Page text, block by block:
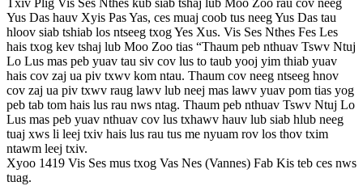
Txiv Plig Vis Ses Nthes kub siab tshaj lub Moo Zoo rau cov neeg
Yus Das hauv Xyis Pas Yas, ces muaj coob tus neeg Yus Das tau
hloov siab tshiab los ntseeg txog Yes Xus. Vis Ses Nthes Fes Les
hais txog kev tshaj lub Moo Zoo tias “Thaum peb nthuav Tswv Ntuj
Lo Lus mas peb yuav tau siv cov lus to taub yooj yim thiab yuav
hais cov zaj ua piv txwv kom ntau. Thaum cov neeg ntseeg hnov
cov zaj ua piv txwv raug lawv lub neej mas lawv yuav pom tias yog
peb tab tom hais lus rau nws ntag. Thaum peb nthuav Tswv Ntuj Lo
Lus mas peb yuav nthuav cov lus txhawv hauv lub siab hlub neeg
tuaj xws li leej txiv hais lus rau tus me nyuam rov los thov txim
ntawm leej txiv.
Xyoo 1419 Vis Ses mus txog Vas Nes (Vannes) Fab Kis teb ces nws
tuag.